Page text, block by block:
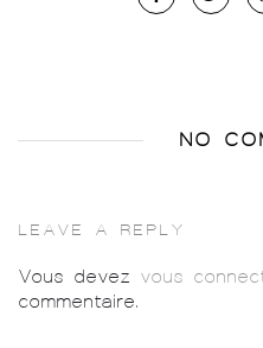
NO
LEAVE A REPLY
Vous devez vous
commentaire.